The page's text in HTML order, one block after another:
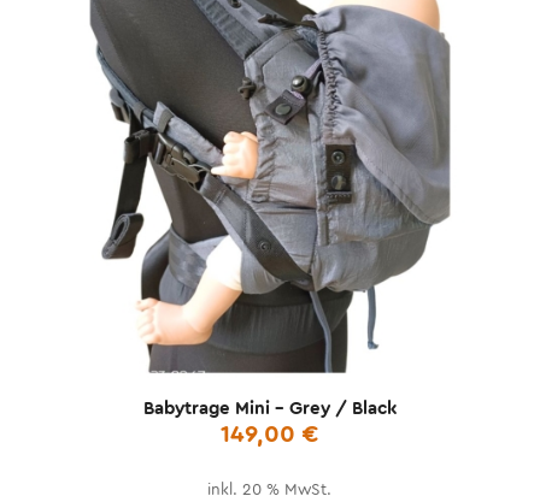
Babytrage Mini – Grey / Black
149,00 €
inkl. 20 % MwSt.